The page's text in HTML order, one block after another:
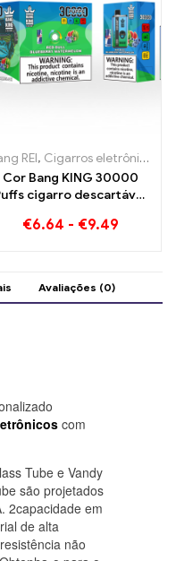
,Cigarros
REI, Cigarros eletrônicos descartáveis ​​Lituânia
Cor Bang KING 30000
cigarro descartável
Energy Watermelon
€6.64 - €9.49
Avaliações (0)
com
Tube e Vandy
são projetados
2capacidade em
de alta
não